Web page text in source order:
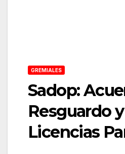
GREMIALES
Sadop:
Resguardo y
Licencias